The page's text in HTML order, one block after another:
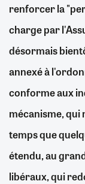
renforcer la
charge par
désormais
annexé à
conforme aux
mécanisme,
temps que
étendu, au
libéraux, qui